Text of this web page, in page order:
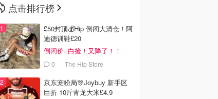
点击排行榜
£50封顶💰Hip 倒闭大清仓！阿
迪德训鞋£20
倒闭价=白捡！又降了！！
0 The Hip Store
京东宠粉局🎊Joybuy 新手区
巨折 10斤青龙大米£4.9